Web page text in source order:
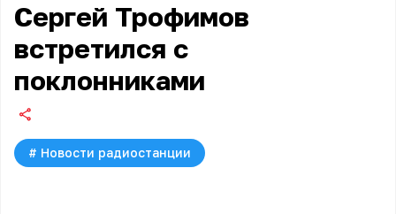
Сергей Трофимов
встретился с
поклонниками
# Новости радиостанции